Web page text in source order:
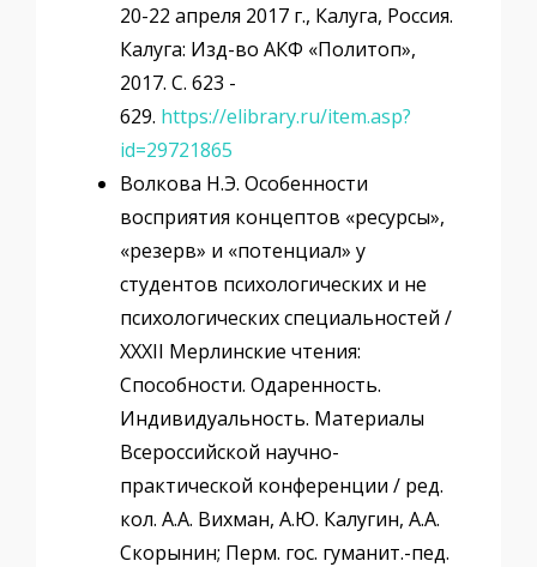
20-22 апреля 2017 г., Калуга, Россия.
Калуга: Изд-во АКФ «Политоп»,
2017. С. 623 -
629. https://elibrary.ru/item.asp?
id=29721865
Волкова Н.Э. Особенности
восприятия концептов «ресурсы»,
«резерв» и «потенциал» у
студентов психологических и не
психологических специальностей /
XXXII Мерлинские чтения:
Способности. Одаренность.
Индивидуальность. Материалы
Всероссийской научно-
практической конференции / ред.
кол. А.А. Вихман, А.Ю. Калугин, А.А.
Скорынин; Перм. гос. гуманит.-пед.